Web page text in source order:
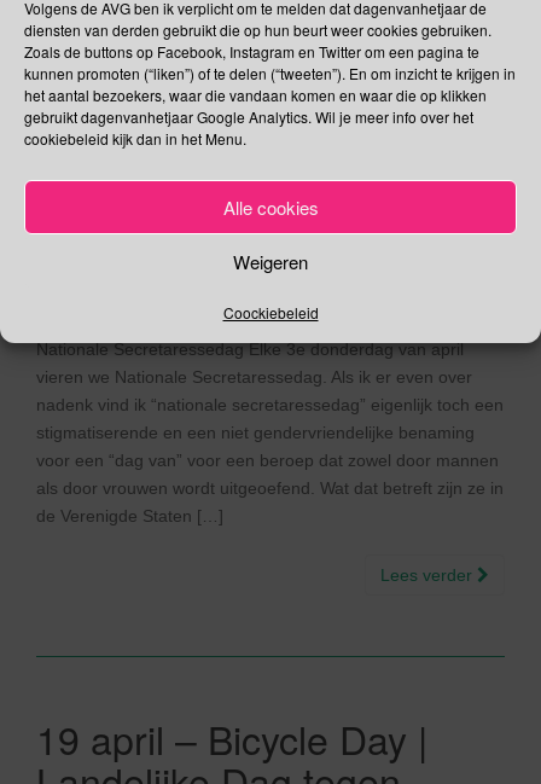
Volgens de AVG ben ik verplicht om te melden dat dagenvanhetjaar de
diensten van derden gebruikt die op hun beurt weer cookies gebruiken.
Zoals de buttons op Facebook, Instagram en Twitter om een pagina te
kunnen promoten (“liken”) of te delen (“tweeten”). En om inzicht te krijgen in
het aantal bezoekers, waar die vandaan komen en waar die op klikken
gebruikt dagenvanhetjaar Google Analytics. Wil je meer info over het
cookiebeleid kijk dan in het Menu.
Alle cookies
Weigeren
Coockiebeleid
Lieve Vrouw van Lourdes |
Pizzacake dag | Dag van
de Projectontwikkeling |
Dag van de Gezonde
Schoolkantine | Werelddag
van de Stem
Nationale Secretaressedag Elke 3e donderdag van april
vieren we Nationale Secretaressedag. Als ik er even over
nadenk vind ik “nationale secretaressedag” eigenlijk toch een
stigmatiserende en een niet gendervriendelijke benaming
voor een “dag van” voor een beroep dat zowel door mannen
als door vrouwen wordt uitgeoefend. Wat dat betreft zijn ze in
de Verenigde Staten […]
Lees verder
19 april – Bicycle Day |